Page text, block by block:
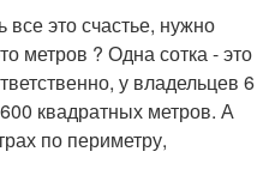
все это счастье, нужно
метров ? Одна сотка - это
у владельцев 6
квадратных метров. А
по периметру,